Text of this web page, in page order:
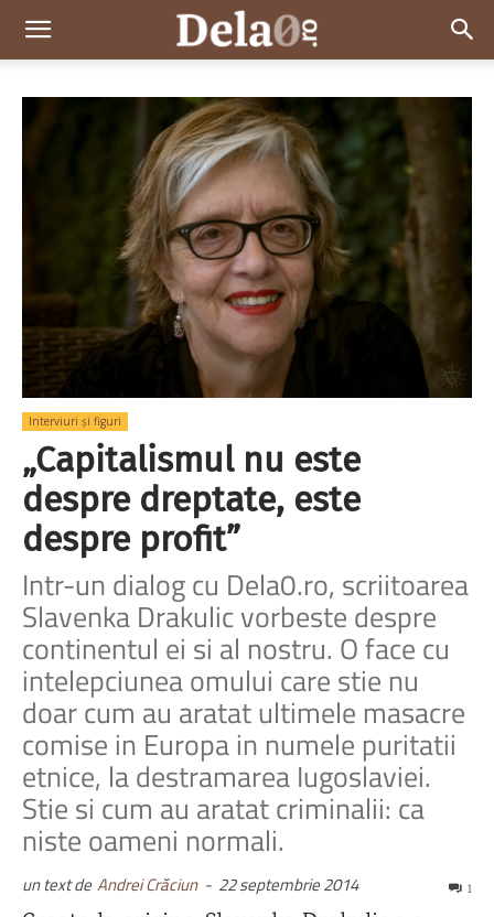
Dela0
Interviuri și figuri
„Capitalismul nu este
despre dreptate, este
despre profit”
Intr-un dialog cu Dela0.ro, scriitoarea
Slavenka Drakulic vorbeste despre
continentul ei si al nostru. O face cu
intelepciunea omului care stie nu
doar cum au aratat ultimele masacre
comise in Europa in numele puritatii
etnice, la destramarea Iugoslaviei.
Stie si cum au aratat criminalii: ca
niste oameni normali.
un text de Andrei Crăciun - 22 septembrie 2014 1